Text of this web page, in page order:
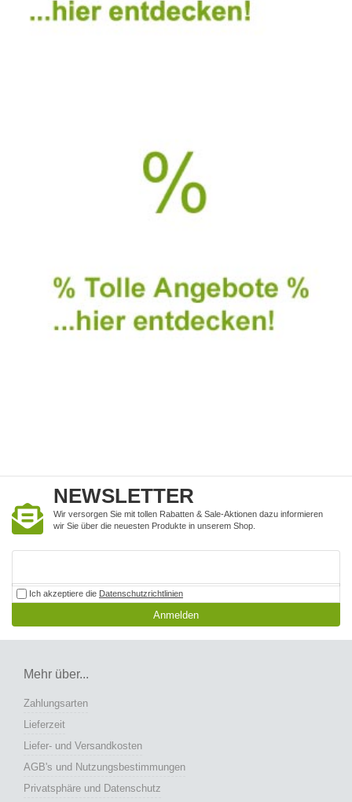
NEWSLETTER
Wir versorgen Sie mit tollen Rabatten & Sale-Aktionen dazu informieren
wir Sie über die neuesten Produkte in unserem Shop.
Ich akzeptiere die Datenschutzrichtlinien
Anmelden
Mehr über...
Zahlungsarten
Lieferzeit
Liefer- und Versandkosten
AGB's und Nutzungsbestimmungen
Privatsphäre und Datenschutz